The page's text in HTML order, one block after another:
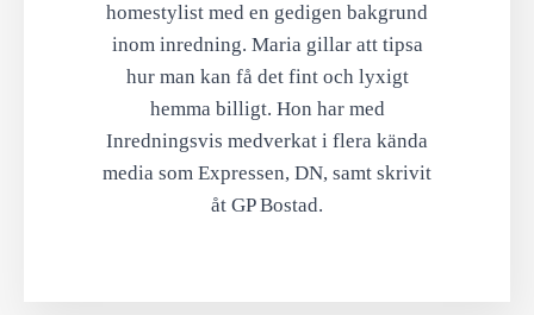
homestylist med en gedigen bakgrund
inom inredning. Maria gillar att tipsa
hur man kan få det fint och lyxigt
hemma billigt. Hon har med
Inredningsvis medverkat i flera kända
media som Expressen, DN, samt skrivit
åt GP Bostad.